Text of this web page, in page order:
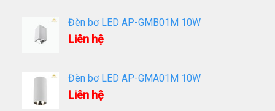
Đèn bơ LED AP-GMB01M 10W
Liên hệ
Đèn bơ LED AP-GMA01M 10W
Liên hệ